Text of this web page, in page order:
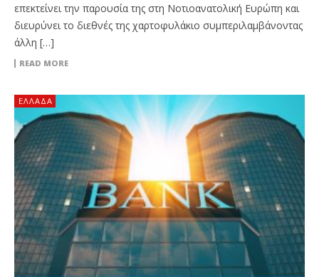
επεκτείνει την παρουσία της στη Νοτιοανατολική Ευρώπη και
διευρύνει το διεθνές της χαρτοφυλάκιο συμπεριλαμβάνοντας
άλλη […]
READ MORE
ΕΛΛΆΔΑ